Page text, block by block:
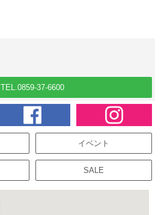
TEL.0859-37-6600
イベント
SALE